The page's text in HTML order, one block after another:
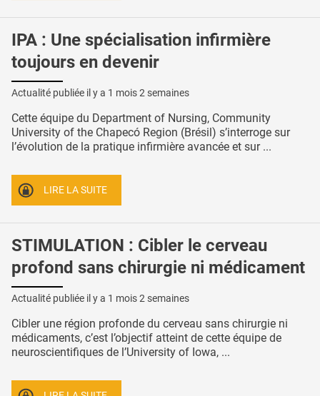
IPA : Une spécialisation infirmière
toujours en devenir
Actualité publiée il y a 1 mois 2 semaines
Cette équipe du Department of Nursing, Community
University of the Chapecó Region (Brésil) s’interroge sur
l’évolution de la pratique infirmière avancée et sur ...
LIRE LA SUITE
STIMULATION : Cibler le cerveau
profond sans chirurgie ni médicament
Actualité publiée il y a 1 mois 2 semaines
Cibler une région profonde du cerveau sans chirurgie ni
médicaments, c’est l’objectif atteint de cette équipe de
neuroscientifiques de l’University of Iowa, ...